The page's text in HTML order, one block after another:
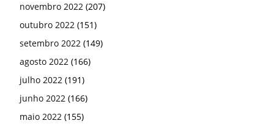
novembro 2022 (207)
outubro 2022 (151)
setembro 2022 (149)
agosto 2022 (166)
julho 2022 (191)
junho 2022 (166)
maio 2022 (155)